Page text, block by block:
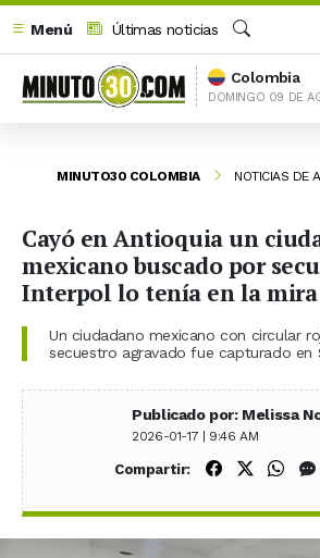
Menú
Últimas noticias
Buscar
Colombia
DOMINGO 09 DE
MINUTO30 COLOMBIA NOTICIAS DE
Cayó en Antioquia un
mexicano buscado por
Interpol lo tenía en la mira
Un ciudadano mexicano con circular
secuestro agravado fue capturado en
Publicado por: Melissa
2026-01-17 | 9:46 AM
Compartir: Compartir